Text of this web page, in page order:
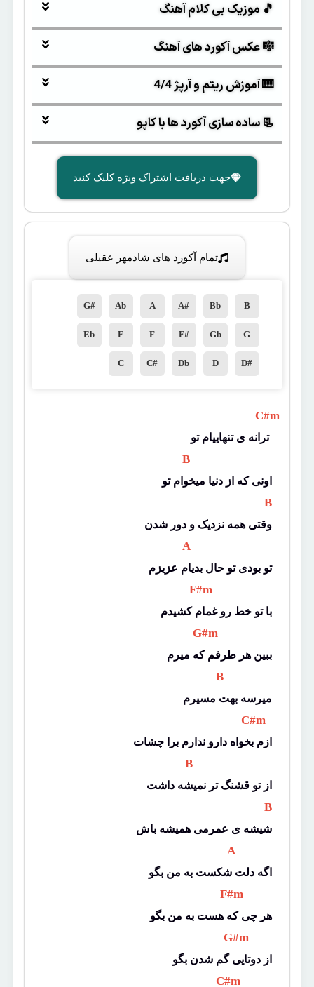
🎵 موزیک بی کلام آهنگ
🎼 عکس آکورد های آهنگ
🎹 آموزش ریتم و آرپژ 4/4
📃 ساده سازی آکورد ها با کاپو
جهت دریافت اشتراک ویژه کلیک کنید
تمام آکورد های شادمهر عقیلی
B
Bb
A#
A
Ab
G#
G
Gb
F#
F
E
Eb
D#
D
Db
C#
C
C#m
ترانه ی تنهاییام تو
B
اونی که از دنیا میخوام تو
B
وقتی همه نزدیک و دور شدن
A
تو بودی تو حال بدیام عزیزم
F#m
با تو خط رو غمام کشیدم
G#m
ببین هر طرفم که میرم
B
میرسه بهت مسیرم
C#m
ازم بخواه دارو ندارم برا چشات
B
از تو قشنگ تر نمیشه داشت
B
شیشه ی عمرمی همیشه باش
A
اگه دلت شکست به من بگو
F#m
هر چی که هست به من بگو
G#m
از دوتایی گم شدن بگو
C#m